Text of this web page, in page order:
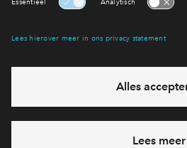
Hiermee blijf je op de hoogte van